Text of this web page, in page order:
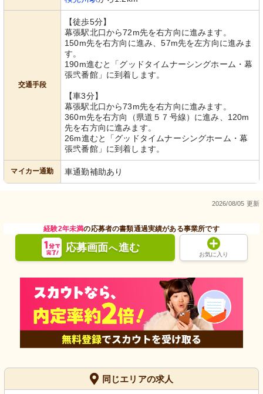
交通手段
【徒歩5分】
幕張駅北口から72m先を右方向に進みます。
150m先を右方向に進み、57m先を左方向に進みま
す。
190m進むと「グッドタイムナーシングホーム・幕
張弐番館」に到着します。
【車3分】
幕張駅北口から73m先を右方向に進みます。
360m先を右方向（県道５７号線）に進み、120m
先を右方向に進みます。
26m進むと「グッドタイムナーシングホーム・幕
張弐番館」に到着します。
マイカー通勤 車通勤補助あり
2026/08/05 更新
経験2年未満の応募者の書類通過実績がある事業所です
応募画面へ進む
お気に入り
同じエリアの求人